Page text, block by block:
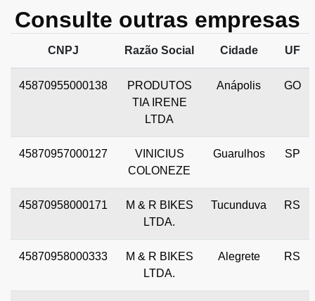
Consulte outras empresas
CNPJ Razão Social Cidade UF
45870955000138
PRODUTOS
TIA IRENE
LTDA
Anápolis GO
45870957000127
VINICIUS
COLONEZE
Guarulhos SP
45870958000171
M & R BIKES
LTDA.
Tucunduva RS
45870958000333
M & R BIKES
LTDA.
Alegrete RS